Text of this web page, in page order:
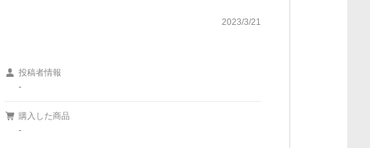
2023/3/21
投稿者情報
-
購入した商品
-